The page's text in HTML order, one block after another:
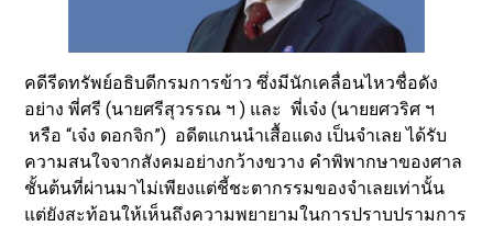
คดีรีดทรัพย์อธิบดีกรมการข้าว ซึ่งมีนักเคลื่อนไหวชื่อดัง
อย่าง พี่ศรี (นายศรีสุวรรณ ฯ ) และ พี่เจ๋ง (นายยศวริศ ฯ
หรือ “เจ๋ง ดอกจิก”) อดีตแกนนำเสื้อแดง เป็นจำเลย ได้รับ
ความสนใจจากสังคมอย่างกว้างขวาง คำพิพากษาของศาล
ชั้นต้นที่ผ่านมาไม่เพียงแต่ชี้ชะตากรรมของจำเลยเท่านั้น
แต่ยังสะท้อนให้เห็นถึงความพยายามในการปราบปรามการ